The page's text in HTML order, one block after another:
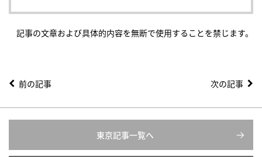
記事の文章および具体的内容を無断で使用することを禁じます。
前の記事 次の記事
東京記事一覧へ